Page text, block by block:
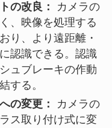
の改良：
カメラの
、映像を処理する
り、より遠距離・
認識できる。認識
ュブレーキの作動
する。
の変更：
カメラの
ス取り付け式に変